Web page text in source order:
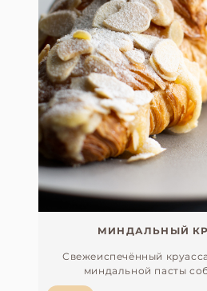
МИНДАЛЬНЫЙ
Свежеиспечённый
миндальной пасты